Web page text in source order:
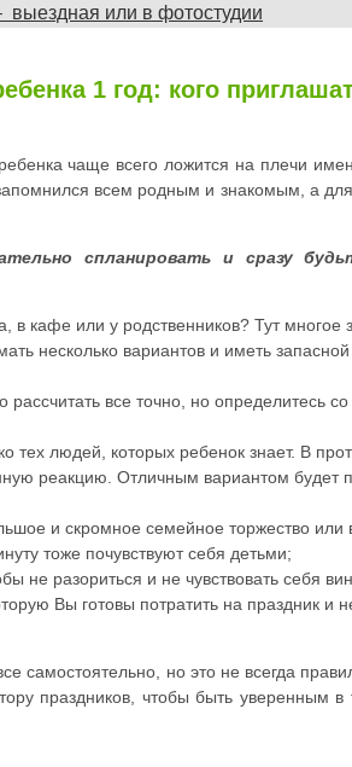
выездная или в фотостудии
1 год: кого
чаще всего ложится на плечи
всем родным и знакомым, а
спланировать и сразу
в кафе или у родственников? Тут многое
несколько вариантов и иметь
все точно, но определитесь
тех людей, которых ребенок знает. В
реакцию. Отличным вариантом будет
и скромное семейное торжество или
тоже почувствуют себя детьми;
не разориться и не чувствовать себя
Вы готовы потратить на праздник и
самостоятельно, но это не всегда
праздников, чтобы быть уверенным в